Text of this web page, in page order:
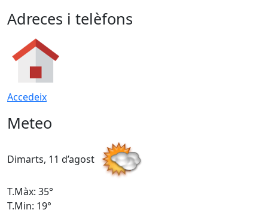
Adreces i telèfons
Accedeix
Meteo
Dimarts, 11 d’agost
T.Màx: 35°
T.Min: 19°